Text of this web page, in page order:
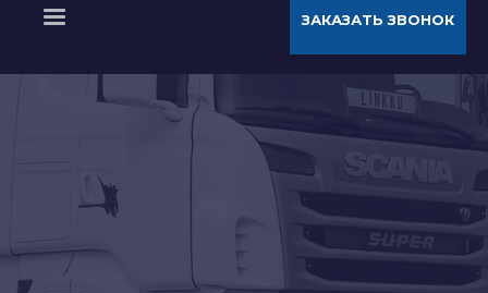
ЗАКАЗАТЬ ЗВОНОК